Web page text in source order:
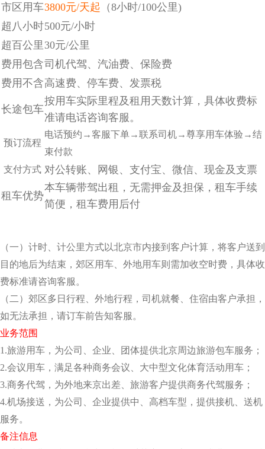
市区用车3800元/天起 （8小时/100公里)
超八小时500元/小时
超百公里 30元/公里
费用包含司机代驾、汽油费、保险费
费用不含高速费、停车费、发票税
长途包车
按用车实际里程及租用天数计算， 具体收费标
准请电话咨询客服。
预订流程
电话预约→客服下单→联系司机→尊享用车体验→结
束付款
支付方式 对公转账、网银、支付宝、微信、现金及支票
租车优势
本车辆带驾出租，无需押金及担保，租车手续
简便，租车费用后付
（一）计时、计公里方式以北京市内接到客户计算，将客户送到
目的地后为结束，郊区用车、外地用车则需加收空时费，具体收
费标准请咨询客服。
（二）郊区多日行程、外地行程，司机就餐、住宿由客户承担，
如无法承担，请订车前告知客服。
业务范围
1.旅游用车，为公司、企业、团体提供北京周边旅游包车服务；
2.会议用车，满足各种商务会议、大中型文化体育活动用车；
3.商务代驾，为外地来京出差、旅游客户提供商务代驾服务；
4.机场接送，为公司、企业提供中、高档车型，提供接机、送机
服务。
备注信息